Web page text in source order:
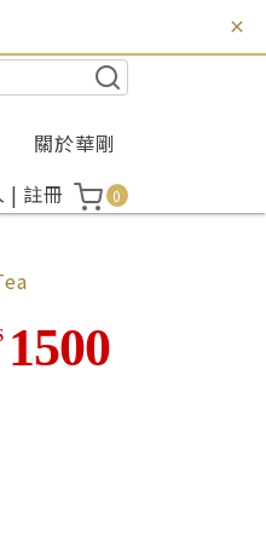
關於華剛
| 註冊 0
1500